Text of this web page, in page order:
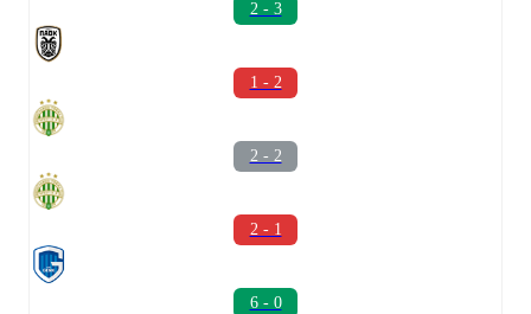
2 - 3
1 - 2
2 - 2
2 - 1
6 - 0